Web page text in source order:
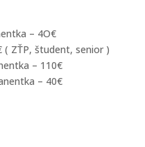
– 4O€
( ZŤP, študent, senior )
– 110€
– 40€